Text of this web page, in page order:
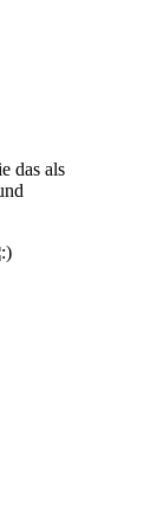
das als